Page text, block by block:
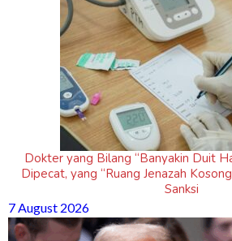
Dokter yang Bilang “Banyakin Duit
Dipecat, yang “Ruang Jenazah
Sanksi
7 August 2026